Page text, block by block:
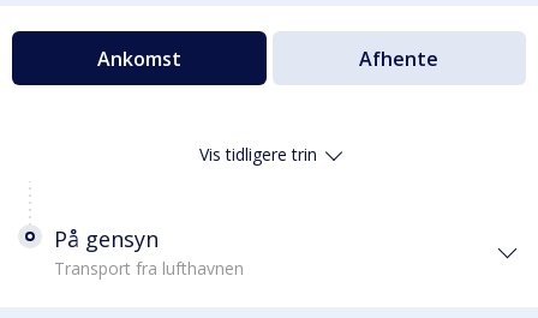
Ankomst Afhente
Vis tidligere trin
På gensyn
Transport fra lufthavnen